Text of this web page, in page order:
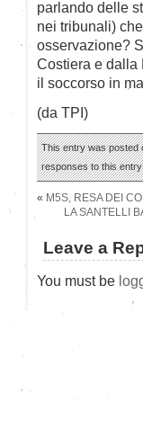
parlando delle
nei tribunali)
osservazione?
Costiera e dalla
il soccorso in
(da TPI)
This entry was posted
responses to this
« M5S, RESA DEI
LA SANTELLI
Leave a
You must be